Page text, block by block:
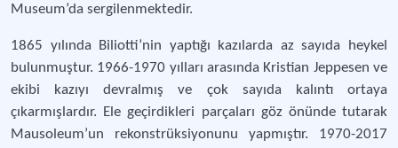
Museum’da sergilenmektedir.
1865 yılında Biliotti’nin yaptığı kazılarda az sayıda heykel
bulunmuştur. 1966-1970 yılları arasında Kristian Jeppesen ve
ekibi kazıyı devralmış ve çok sayıda kalıntı ortaya
çıkarmışlardır. Ele geçirdikleri parçaları göz önünde tutarak
Mausoleum’un rekonstrüksiyonunu yapmıştır. 1970-2017